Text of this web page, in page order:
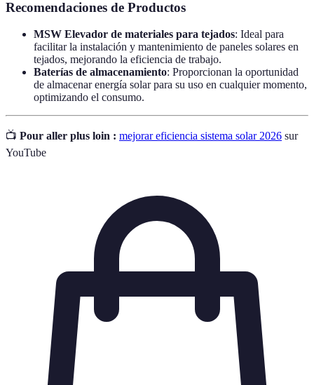
Recomendaciones de Productos
MSW Elevador de materiales para tejados: Ideal para
facilitar la instalación y mantenimiento de paneles solares en
tejados, mejorando la eficiencia de trabajo.
Baterías de almacenamiento: Proporcionan la oportunidad
de almacenar energía solar para su uso en cualquier momento,
optimizando el consumo.
📺 Pour aller plus loin : mejorar eficiencia sistema solar 2026 sur
YouTube